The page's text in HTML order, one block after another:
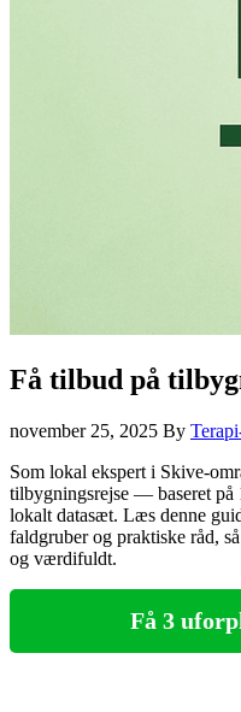
Få tilbud på
november 25, 2025 By
Som lokal ekspert i Skive-
tilbygningsrejse — baseret på
lokalt datasæt. Læs denne
faldgruber og praktiske råd,
og værdifuldt.
Få 3